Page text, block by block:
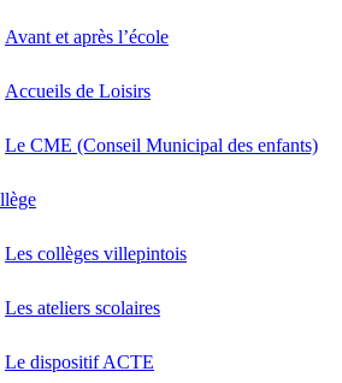
Avant et après l’école
Accueils de Loisirs
Le CME (Conseil Municipal des enfants)
Les collèges villepintois
Les ateliers scolaires
Le dispositif ACTE